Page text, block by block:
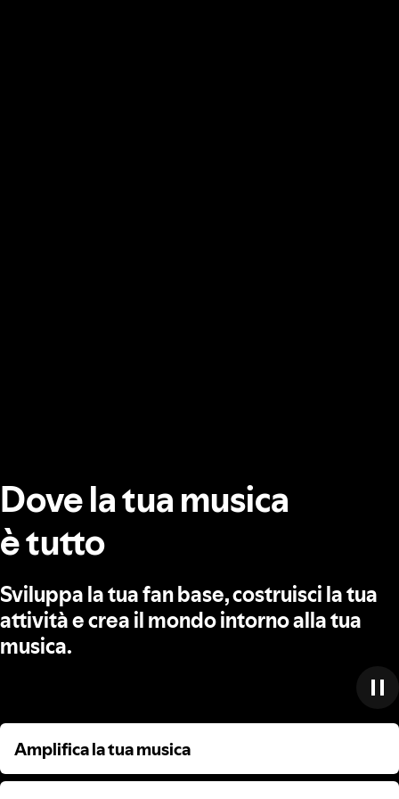
Dove la tua musica
è tutto
Sviluppa la tua fan base, costruisci la tua
attività e crea il mondo intorno alla tua
musica.
Amplifica la tua musica
Amplifica la tua musica